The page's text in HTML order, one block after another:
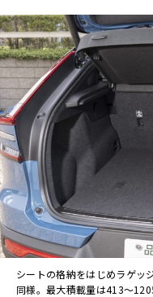
シートの格納をはじめラゲッ
同様。最大積載量は413～